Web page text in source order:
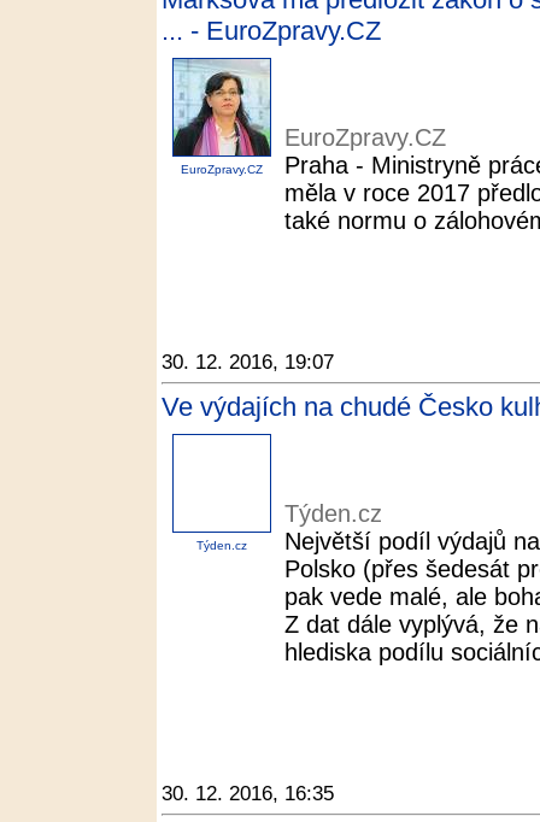
... - EuroZpravy.CZ
EuroZpravy.CZ
EuroZpravy.CZ
Praha - Ministryně
měla v roce 2017
také normu o
30. 12. 2016, 19:07
Ve výdajích na chudé Česko
Týden.cz
Týden.cz
Největší podíl výdajů
Polsko (přes šedesát
pak vede malé, ale
Z dat dále vyplývá, že
hlediska podílu
30. 12. 2016, 16:35